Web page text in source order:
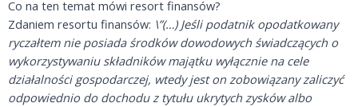
Co na ten temat mówi resort finansów?
Zdaniem resortu finansów: \”(…) Jeśli podatnik opodatkowany
ryczałtem nie posiada środków dowodowych świadczących o
wykorzystywaniu składników majątku wyłącznie na cele
działalności gospodarczej, wtedy jest on zobowiązany zaliczyć
odpowiednio do dochodu z tytułu ukrytych zysków albo